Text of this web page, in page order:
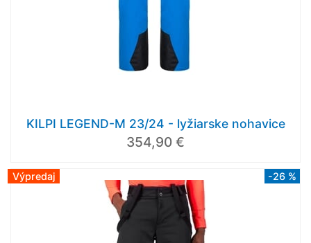
KILPI LEGEND-M 23/24 - lyžiarske nohavice
354,90 €
Výpredaj -26 %